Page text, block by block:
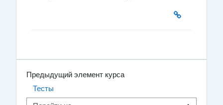
Предыдущий элемент курса
Тесты